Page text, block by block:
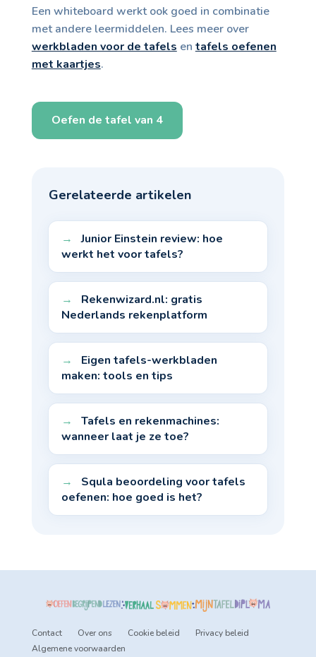
Een whiteboard werkt ook goed in combinatie
met andere leermiddelen. Lees meer over
werkbladen voor de tafels en tafels oefenen
met kaartjes.
Oefen de tafel van 4
Gerelateerde artikelen
Junior Einstein review: hoe
werkt het voor tafels?
Rekenwizard.nl: gratis
Nederlands rekenplatform
Eigen tafels-werkbladen
maken: tools en tips
Tafels en rekenmachines:
wanneer laat je ze toe?
Squla beoordeling voor tafels
oefenen: hoe goed is het?
Contact Over ons Cookie beleid
Privacy beleid
Algemene voorwaarden